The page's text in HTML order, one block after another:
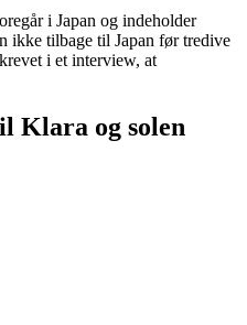
i Japan og indeholder
ikke tilbage til Japan før tredive
i et interview, at
Klara og solen